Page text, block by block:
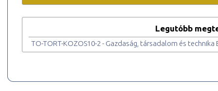
Legutóbb
TO-TORT-KOZOS10-2 - Gazdaság, társadalom és